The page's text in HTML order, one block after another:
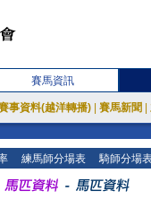
賽馬資訊
事資料(越洋轉播) 賽馬新聞
練馬師分場表 騎師分場